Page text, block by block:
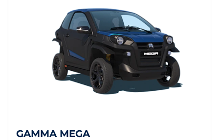
GAMMA MEGA